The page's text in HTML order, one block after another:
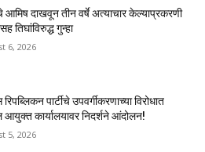
आमिष दाखवून तीन वर्षे अत्याचार केल्याप्रकरणी
तिघांविरुद्ध गुन्हा
6, 2026
रिपब्लिकन पार्टीचे उपवर्गीकरणाच्या विरोधात
कार्यालयावर निदर्शने आंदोलन!
5, 2026